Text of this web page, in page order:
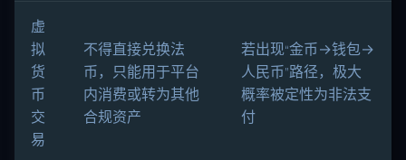
虚
拟
货
币
交
易
不得直接兑换法
币，只能用于平台
内消费或转为其他
合规资产
若出现“金币→钱包→
人民币”路径，极大
概率被定性为非法支
付